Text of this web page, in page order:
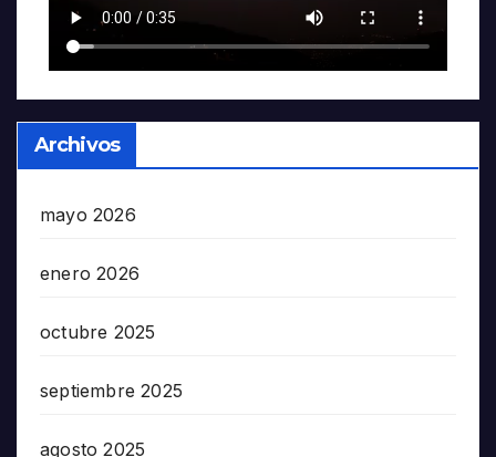
Archivos
mayo 2026
enero 2026
octubre 2025
septiembre 2025
agosto 2025